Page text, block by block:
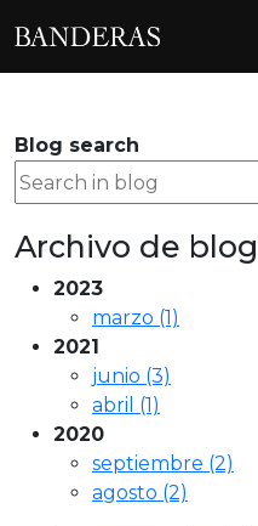
Blog search
Archivo de blog
2023
marzo (1)
2021
junio (3)
abril (1)
2020
septiembre (2)
agosto (2)